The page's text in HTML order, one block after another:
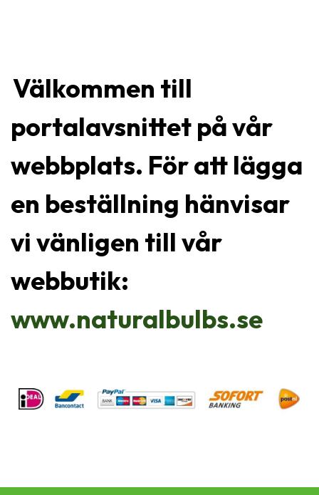
Välkommen till
portalavsnittet på vår
webbplats. För att lägga
en beställning hänvisar
vi vänligen till vår
webbutik:
www.naturalbulbs.se